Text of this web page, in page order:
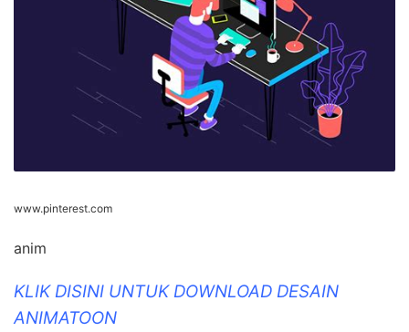
www.pinterest.com
anim
KLIK DISINI UNTUK DOWNLOAD DESAIN
ANIMATOON